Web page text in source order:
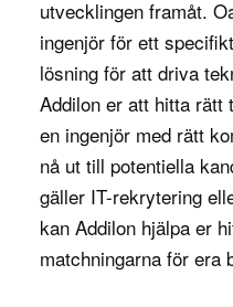
revisioner och ser till
kvalitetsinspektioner.
avdelningar för att
kontinuerlig
Six Sigma-metoder,
kvalitetsmål och KPI
Varför är rollen
En kvalitetschef är
utvecklingen framåt.
ingenjör för ett
lösning för att driva
Addilon er att hitta rätt
en ingenjör med rätt
nå ut till potentiella
gäller IT-rekrytering
kan Addilon hjälpa er
matchningarna för era